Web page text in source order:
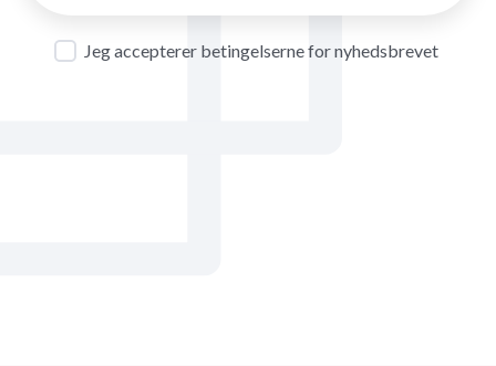
Jeg accepterer betingelserne for nyhedsbrevet